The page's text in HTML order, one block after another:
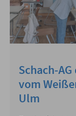
Schach-
vom
Ulm